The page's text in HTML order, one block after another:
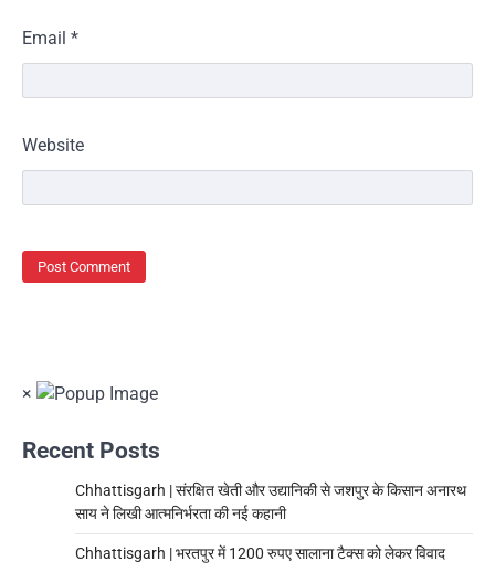
Email *
Website
×
Recent Posts
Chhattisgarh | संरक्षित खेती और उद्यानिकी से जशपुर के किसान अनारथ
साय ने लिखी आत्मनिर्भरता की नई कहानी
Chhattisgarh | भरतपुर में 1200 रुपए सालाना टैक्स को लेकर विवाद